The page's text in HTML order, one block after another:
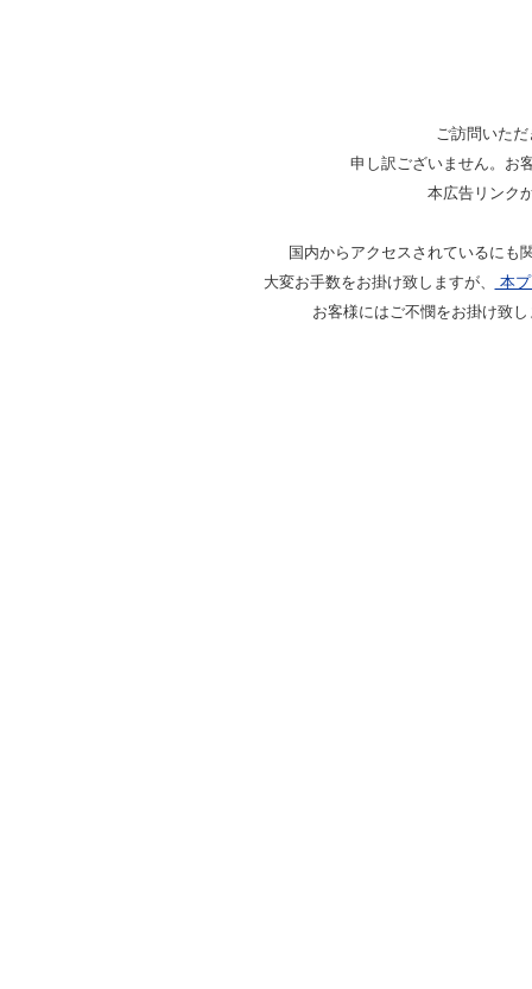
ご訪問いた
申し訳ございません。お
本広告リンク
国内からアクセスされているにも
大変お手数をお掛け致しますが、
本
お客様にはご不憫をお掛け致